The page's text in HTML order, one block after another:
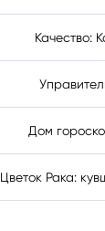
Качество:
Дом
Цветок Рака: